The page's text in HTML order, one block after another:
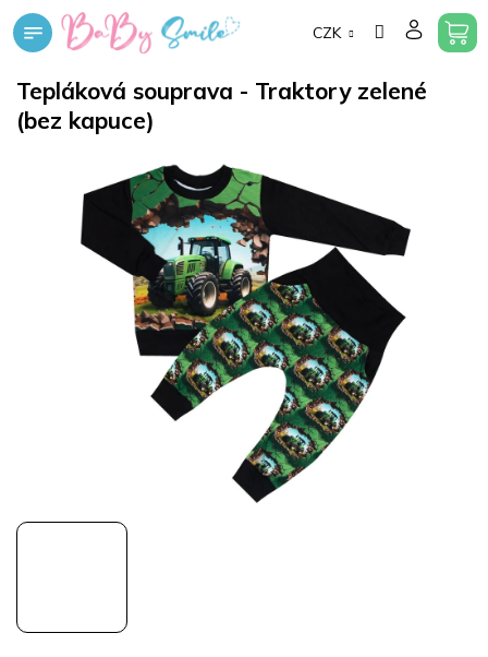
Přejít
na
CZK
Tepláková souprava - Traktory zelené
(bez kapuce)